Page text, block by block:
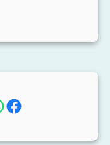
Facebook